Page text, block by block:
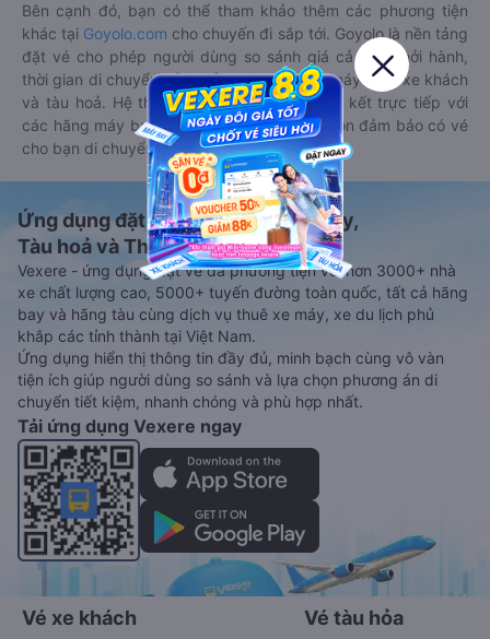
Bên cạnh đó, bạn có thể tham khảo thêm các phương tiện
khác tại Goyolo.com cho chuyến đi sắp tới. Goyolo là nền tảng
đặt vé cho phép người dùng so sánh giá cả, giờ khởi hành,
thời gian di chuyển của nhiều phương tiện máy bay, xe khách
và tàu hoả. Hệ thống của Goyolo được liên kết trực tiếp với
các hãng máy bay, xe khách và tàu hoả, luôn đảm bảo có vé
cho bạn di chuyển.
Ứng dụng đặt vé Xe khách, Máy bay,
Tàu hoả và Thuê xe
Vexere - ứng dụng đặt vé đa phương tiện với hơn 3000+ nhà
xe chất lượng cao, 5000+ tuyến đường toàn quốc, tất cả hãng
bay và hãng tàu cùng dịch vụ thuê xe máy, xe du lịch phủ
khắp các tỉnh thành tại Việt Nam.
Ứng dụng hiển thị thông tin đầy đủ, minh bạch cùng vô vàn
tiện ích giúp người dùng so sánh và lựa chọn phương án di
chuyển tiết kiệm, nhanh chóng và phù hợp nhất.
Tải ứng dụng Vexere ngay
Vé xe khách Vé tàu hỏa